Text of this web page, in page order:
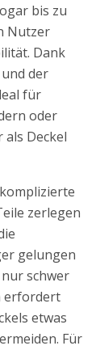
bis zu
Nutzer
Dank
der
für
oder
Deckel
zerlegen
gelungen
schwer
erfordert
etwas
Für